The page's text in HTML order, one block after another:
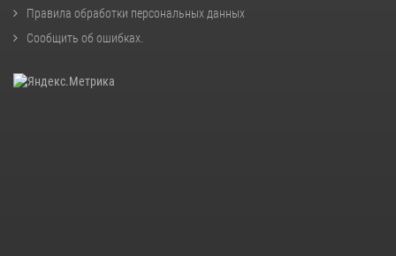
Правила обработки персональных данных
Сообщить об ошибках